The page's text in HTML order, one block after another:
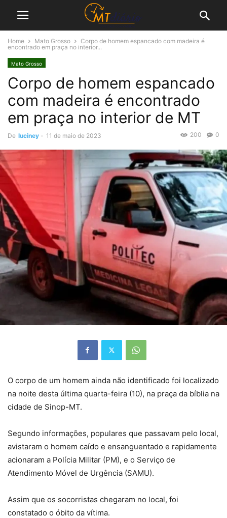
Home Mato Grosso
Corpo de homem espancado com madeira é
encontrado em praça no interior...
Mato Grosso
Corpo de homem espancado
com madeira é encontrado
em praça no interior de MT
De luciney - 11 de maio de 2023 0
200
O corpo de um homem ainda não identificado foi localizado
na noite desta última quarta-feira (10), na praça da bíblia na
cidade de Sinop-MT.
Segundo informações, populares que passavam pelo local,
avistaram o homem caído e ensanguentado e rapidamente
acionaram a Polícia Militar (PM), e o Serviço de
Atendimento Móvel de Urgência (SAMU).
Assim que os socorristas chegaram no local, foi
constatado o óbito da vítima.